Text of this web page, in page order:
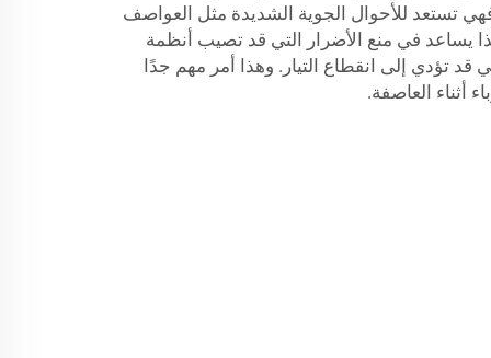
فهي تستعد للأحوال الجوية الشديدة مثل العواصف
يساعد في منع الأضرار التي قد تصيب أنظمة
قد تؤدي إلى انقطاع التيار. وهذا أمر مهم جدًا
أثناء العاصفة.